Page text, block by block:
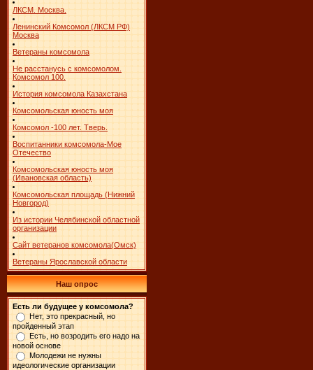
ЛКСМ. Москва.
Ленинский Комсомол (ЛКСМ РФ)
Москва
Ветераны комсомола
Не расстанусь с комсомолом.
Комсомол 100.
История комсомола Казахстана
Комсомольская юность моя
Комсомол -100 лет. Тверь.
Воспитанники комсомола-Мое
Отечество
Комсомольская юность моя
(Ивановская область)
Комсомольская площадь (Нижний
Новгород)
Из истории Челябинской областной
организации
Сайт ветеранов комсомола(Омск)
Ветераны Ярославской области
Наш опрос
Есть ли будущее у комсомола?
Нет, это прекрасный, но
пройденный этап
Есть, но возродить его надо на
новой основе
Молодежи не нужны
идеологические организации